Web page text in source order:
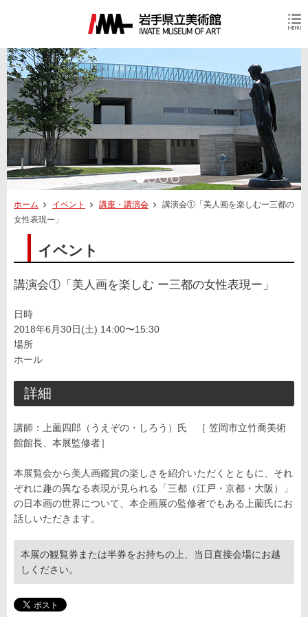
ホーム イベント 講座・講演会
講演会①「美人画を楽しむー三都の
女性表現ー」
イベント
講演会①「美人画を楽しむ ー三都の女性表現ー」
日時
2018年6月30日(土) 14:00〜15:30
場所
ホール
詳細
講師：上薗四郎（うえぞの・しろう）氏 ［ 笠岡市立竹喬美術
館館長、本展監修者］
本展覧会から美人画鑑賞の楽しさを紹介いただくとともに、それ
ぞれに趣の異なる表現が見られる「三都（江戸・京都・大阪）」
の日本画の世界について、本企画展の監修者でもある上薗氏にお
話しいただきます。
本展の観覧券または半券をお持ちの上、当日直接会場にお越
しください。